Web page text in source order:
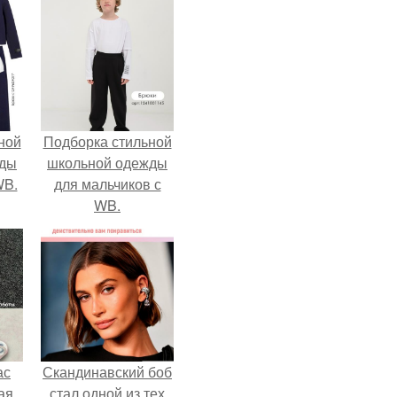
Подборка стильной
школьной одежды
для мальчиков с
WB.
Скандинавский боб